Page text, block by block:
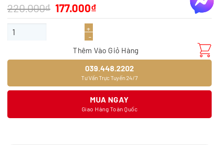
220.000₫ Giá
gốc
là:
220.000₫.
177.000₫Giá
hiện
tại
Sàn nhựa Galaxy MSN1018 (3mm) số lượng
Thêm Vào Giỏ Hàng
039.448.2202
Tư Vấn Trực Tuyến 24/7
MUA NGAY
Giao Hàng Toàn Quốc